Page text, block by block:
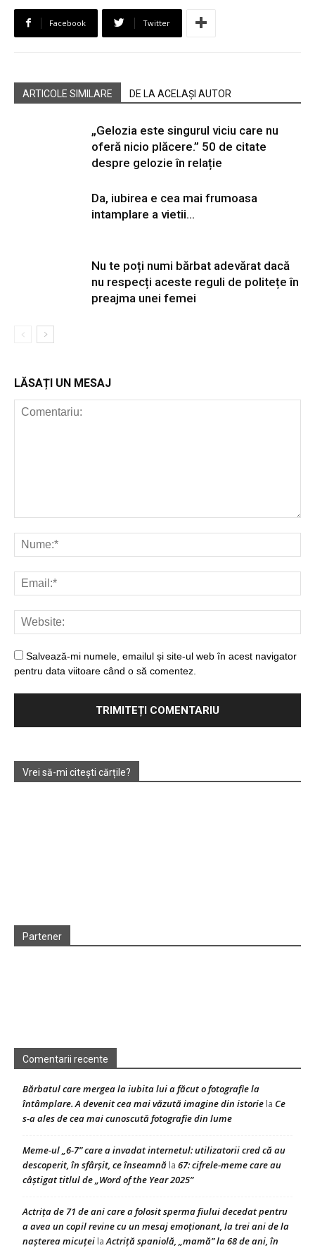
Facebook Twitter
ARTICOLE SIMILARE DE LA ACELAȘI AUTOR
„Gelozia este singurul viciu care nu
oferă nicio plăcere.” 50 de citate
despre gelozie în relație
Da, iubirea e cea mai frumoasa
intamplare a vietii…
Nu te poți numi bărbat adevărat dacă
nu respecți aceste reguli de politețe în
preajma unei femei
LĂSAȚI UN MESAJ
Salvează-mi numele, emailul și site-ul web în acest navigator
pentru data viitoare când o să comentez.
Vrei să-mi citești cărțile?
Partener
Comentarii recente
Bărbatul care mergea la iubita lui a făcut o fotografie la
întâmplare. A devenit cea mai văzută imagine din istorie la Ce
s-a ales de cea mai cunoscută fotografie din lume
Meme-ul „6-7” care a invadat internetul: utilizatorii cred că au
descoperit, în sfârșit, ce înseamnă la 67: cifrele-meme care au
câștigat titlul de „Word of the Year 2025”
Actrița de 71 de ani care a folosit sperma fiului decedat pentru
a avea un copil revine cu un mesaj emoționant, la trei ani de la
nașterea micuței laActriță spaniolă, „mamă” la 68 de ani, în